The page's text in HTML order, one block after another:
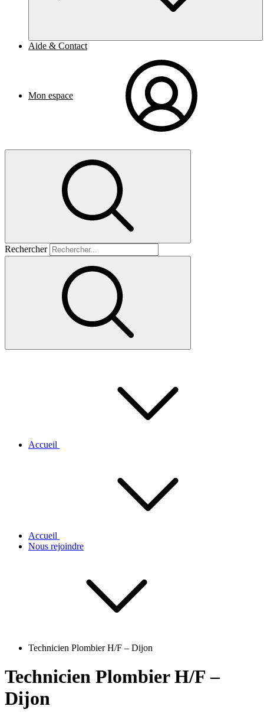
Aide & Contact
Mon espace
Rechercher
Accueil
Accueil
Nous rejoindre
Technicien Plombier H/F – Dijon
Technicien Plombier H/F –
Dijon